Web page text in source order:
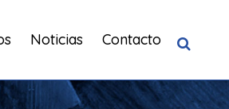
Noticias Contacto